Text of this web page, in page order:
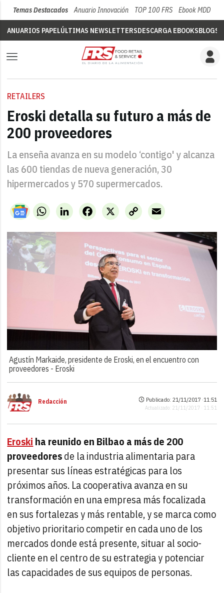
Temas Destacados Anuario Innovación TOP 100 FRS Ebook MDD
ANUARIOS PAPELÚLTIMAS NEWSLETTERSDESCARGA EBOOKSBLOGS
RETAILERS
Eroski detalla su futuro a más de
200 proveedores
La enseña avanza en su modelo ‘contigo' y alcanza
las 600 tiendas de nueva generación, 30
hipermercados y 570 supermercados.
WhatsAppLinkedIn X
Facebook
Copy
Link
Email
Agustín Markaide, presidente de Eroski, en el encuentro con
proveedores - Eroski
Redacción Publicado: 21/11/2017 ·11:51
Actualizado: 21/11/2017 · 11:51
Eroski ha reunido en Bilbao a más de 200
proveedoresde la industria alimentaria para
presentar sus líneas estratégicas para los
próximos años. La cooperativa avanza en su
transformación en una empresa más focalizada
en sus fortalezas y más rentable, y se marca como
objetivo prioritario competir en cada uno de los
mercados donde está presente, situar al socio-
cliente en el centro de su estrategia y potenciar
las capacidades de sus equipos de personas.